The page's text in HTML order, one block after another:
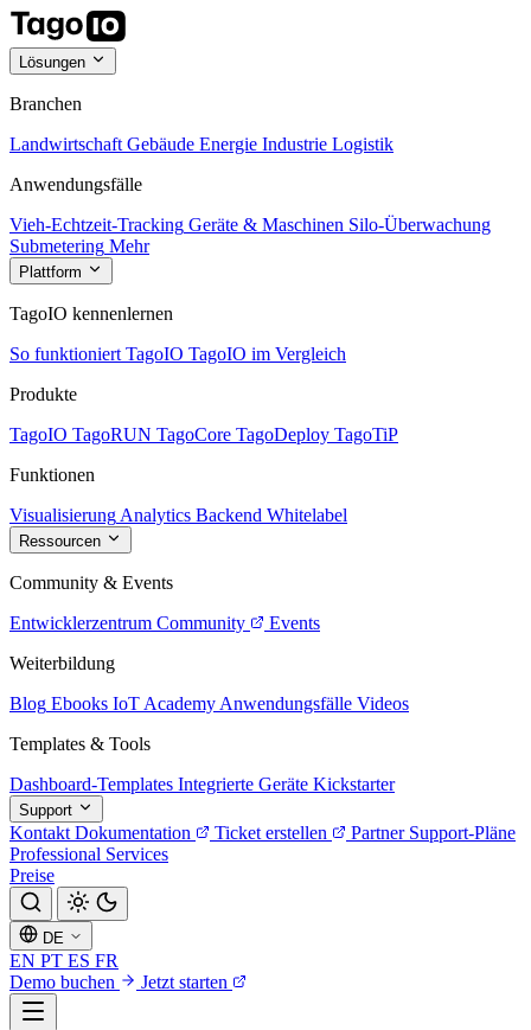
Lösungen
Branchen
Landwirtschaft Gebäude Energie Industrie Logistik
Anwendungsfälle
Vieh-Echtzeit-Tracking Geräte & Maschinen Silo-Überwachung
Submetering Mehr
Plattform
TagoIO kennenlernen
So funktioniert TagoIO TagoIO im Vergleich
Produkte
TagoIO TagoRUN TagoCore TagoDeploy TagoTiP
Funktionen
Visualisierung Analytics Backend Whitelabel
Ressourcen
Community & Events
Entwicklerzentrum Community
Events
Weiterbildung
Blog Ebooks IoT Academy Anwendungsfälle Videos
Templates & Tools
Dashboard-Templates Integrierte Geräte Kickstarter
Support
Kontakt Dokumentation Ticket erstellen Partner Support-Pläne
Professional Services
Preise
DE
EN PT ES FR
Demo buchen
Jetzt starten